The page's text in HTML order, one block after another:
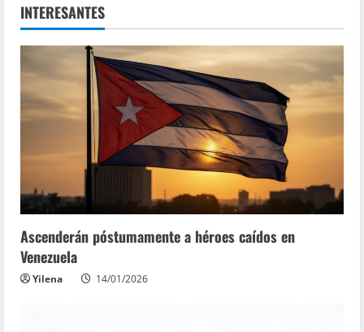
INTERESANTES
Ascenderán póstumamente a héroes caídos en
Venezuela
Yilena 14/01/2026